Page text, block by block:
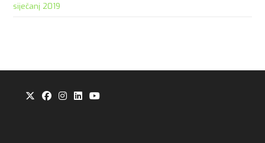
siječanj 2019